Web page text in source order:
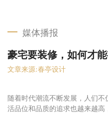
媒体播报
豪宅要装修，如何才
文章来源:春亭设计
随着时代潮流不断发展，人们不
活品位和品质的追求也越来越